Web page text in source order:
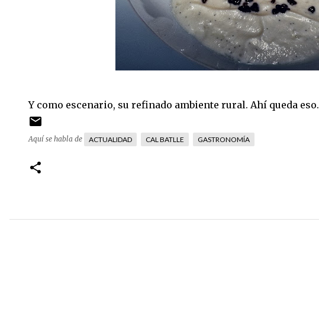
Y como escenario, su refinado ambiente rural. Ahí queda eso.
Aquí se habla de ACTUALIDAD CAL BATLLE GASTRONOMÍA